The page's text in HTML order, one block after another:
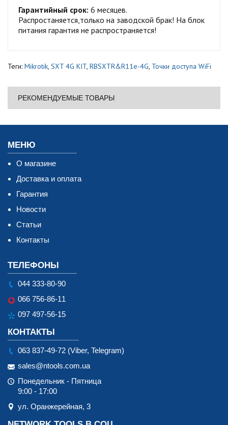
Гарантийный срок: 6 месяцев.
Распростаняется,только на заводской брак! На блок
питания гарантия не распространяется!
Теги: Mikrotik, SXT 4G KIT, RBSXTR&R11e-4G, Точки доступа WiFi
РЕКОМЕНДУЕМЫЕ ТОВАРЫ
МЕНЮ
О магазине
Доставка и оплата
Гарантия
Новости
Статьи
Контакты
ТЕЛЕФОНЫ
044 333-80-90
066 756-86-11
097 497-56-15
КОНТАКТЫ
063 837-49-72 (Viber, Telegram)
sales@ntools.com.ua
Понедельник - Пятница
9:00 - 17:00
ул. Оранжерейная, 3